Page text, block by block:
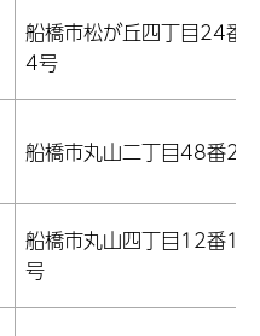
船橋市松が丘四丁目24番1
4号
船橋市丸山二丁目48番2号
船橋市丸山四丁目12番10
号